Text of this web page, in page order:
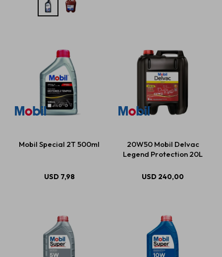
Mobil Special 2T 500ml
USD 7,98
20W50 Mobil Delvac
Legend Protection 20L
USD 240,00